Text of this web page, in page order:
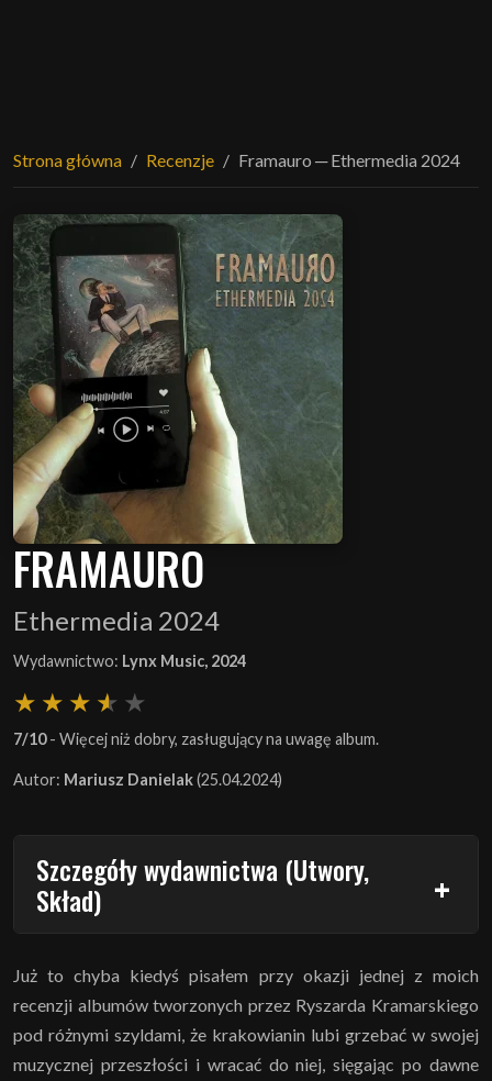
Strona główna Recenzje Framauro ─ Ethermedia 2024
FRAMAURO
Ethermedia 2024
Wydawnictwo: Lynx Music, 2024
7/10- Więcej niż dobry, zasługujący na uwagę album.
Autor: Mariusz Danielak(25.04.2024)
Szczegóły wydawnictwa (Utwory,
Skład)
Już to chyba kiedyś pisałem przy okazji jednej z moich
recenzji albumów tworzonych przez Ryszarda Kramarskiego
pod różnymi szyldami, że krakowianin lubi grzebać w swojej
muzycznej przeszłości i wracać do niej, sięgając po dawne